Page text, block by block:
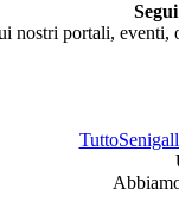
nostri portali,